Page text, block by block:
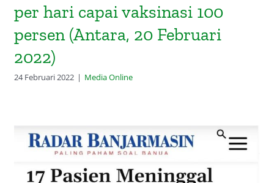
per hari capai vaksinasi 100
persen (Antara, 20 Februari
2022)
24 Februari 2022 | Media Online